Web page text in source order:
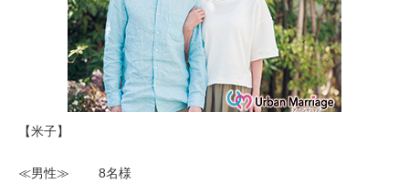
【米子】
≪男性≫ 8名様